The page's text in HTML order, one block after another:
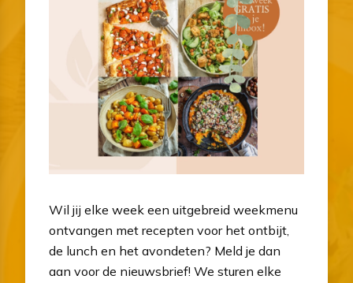
Wil jij elke week een uitgebreid weekmenu
ontvangen met recepten voor het ontbijt,
de lunch en het avondeten? Meld je dan
aan voor de nieuwsbrief! We sturen elke